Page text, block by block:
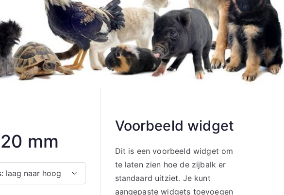
mm
Voorbeeld widget
Dit is een voorbeeld widget om
te laten zien hoe de zijbalk er
standaard uitziet. Je kunt
aangepaste widgets toevoegen